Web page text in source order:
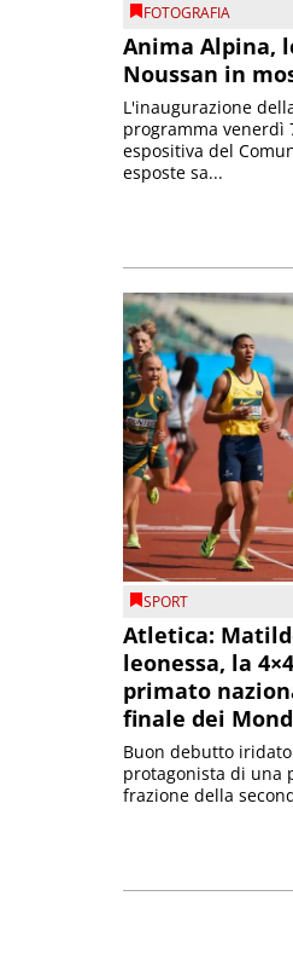
FOTOGRAFIA
Anima Alpina,
Noussan in
L'inaugurazione
programma venerdì
espositiva del
esposte sa...
SPORT
Atletica:
leonessa, la
primato
finale dei
Buon debutto
protagonista di una
frazione della